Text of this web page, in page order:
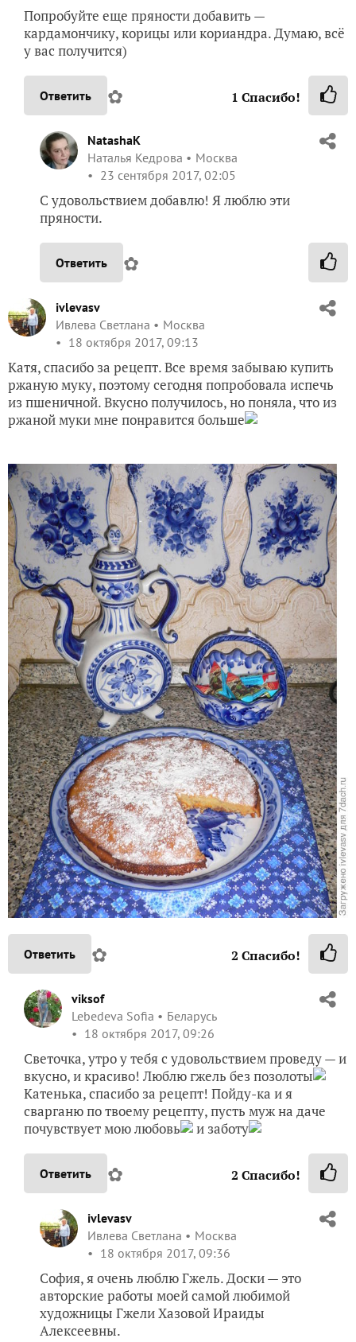
Попробуйте еще пряности добавить —
кардамончику, корицы или кориандра. Думаю, всё
у вас получится)
Ответить ✿ 1 Спасибо!
NatashaK
Наталья Кедрова
Москва
23 сентября 2017, 02:05
С удовольствием добавлю! Я люблю эти
пряности.
Ответить ✿
ivlevasv
Ивлева Светлана
Москва
18 октября 2017, 09:13
Катя, спасибо за рецепт. Все время забываю купить
ржаную муку, поэтому сегодня попробовала испечь
из пшеничной. Вкусно получилось, но поняла, что из
ржаной муки мне понравится больше
Ответить ✿ 2 Спасибо!
viksof
Lebedeva Sofia
Беларусь
18 октября 2017, 09:26
Светочка, утро у тебя с удовольствием проведу — и
вкусно, и красиво! Люблю гжель без позолоты
Катенька, спасибо за рецепт! Пойду-ка и я
сварганю по твоему рецепту, пусть муж на даче
почувствует мою любовь
и заботу
Ответить ✿ 2 Спасибо!
ivlevasv
Ивлева Светлана
Москва
18 октября 2017, 09:36
София, я очень люблю Гжель. Доски — это
авторские работы моей самой любимой
художницы Гжели Хазовой Ираиды
Алексеевны.